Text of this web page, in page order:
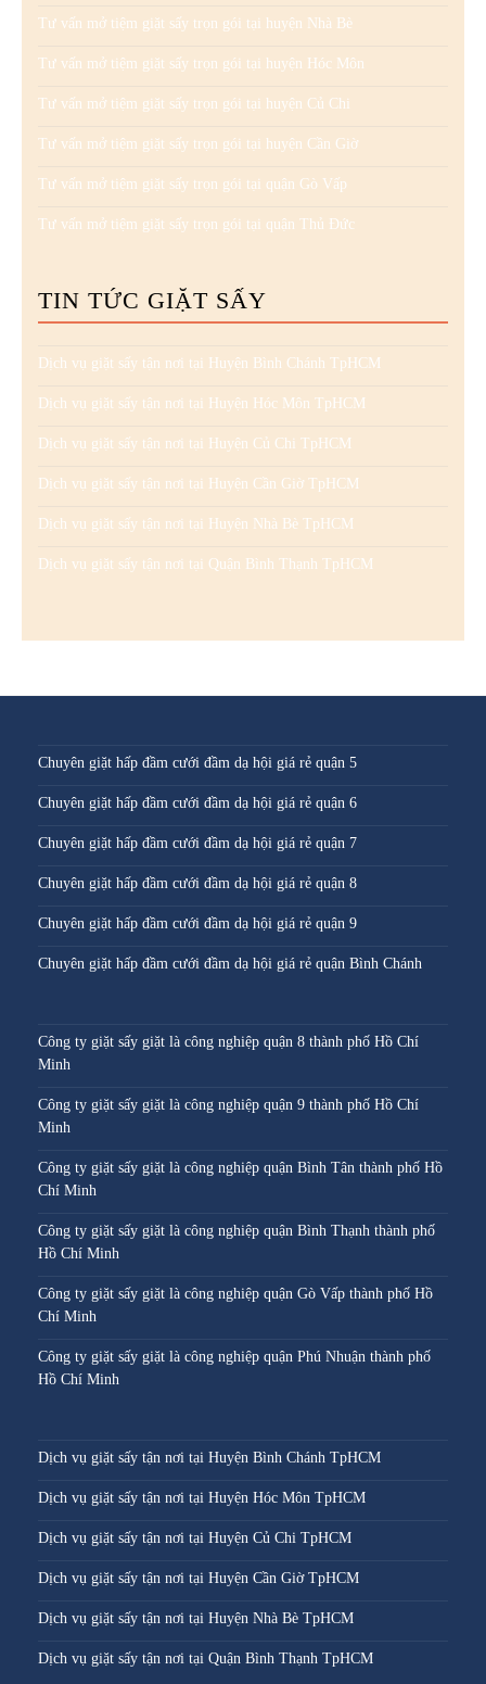
Tư vấn mở tiệm giặt sấy trọn gói tại huyện Nhà Bè
Tư vấn mở tiệm giặt sấy trọn gói tại huyện Hóc Môn
Tư vấn mở tiệm giặt sấy trọn gói tại huyện Củ Chi
Tư vấn mở tiệm giặt sấy trọn gói tại huyện Cần Giờ
Tư vấn mở tiệm giặt sấy trọn gói tại quận Gò Vấp
Tư vấn mở tiệm giặt sấy trọn gói tại quận Thủ Đức
TIN TỨC GIẶT SẤY
Dịch vụ giặt sấy tận nơi tại Huyện Bình Chánh TpHCM
Dịch vụ giặt sấy tận nơi tại Huyện Hóc Môn TpHCM
Dịch vụ giặt sấy tận nơi tại Huyện Củ Chi TpHCM
Dịch vụ giặt sấy tận nơi tại Huyện Cần Giờ TpHCM
Dịch vụ giặt sấy tận nơi tại Huyện Nhà Bè TpHCM
Dịch vụ giặt sấy tận nơi tại Quận Bình Thạnh TpHCM
Chuyên giặt hấp đầm cưới đầm dạ hội giá rẻ quận 5
Chuyên giặt hấp đầm cưới đầm dạ hội giá rẻ quận 6
Chuyên giặt hấp đầm cưới đầm dạ hội giá rẻ quận 7
Chuyên giặt hấp đầm cưới đầm dạ hội giá rẻ quận 8
Chuyên giặt hấp đầm cưới đầm dạ hội giá rẻ quận 9
Chuyên giặt hấp đầm cưới đầm dạ hội giá rẻ quận Bình Chánh
Công ty giặt sấy giặt là công nghiệp quận 8 thành phố Hồ Chí
Minh
Công ty giặt sấy giặt là công nghiệp quận 9 thành phố Hồ Chí
Minh
Công ty giặt sấy giặt là công nghiệp quận Bình Tân thành phố Hồ
Chí Minh
Công ty giặt sấy giặt là công nghiệp quận Bình Thạnh thành phố
Hồ Chí Minh
Công ty giặt sấy giặt là công nghiệp quận Gò Vấp thành phố Hồ
Chí Minh
Công ty giặt sấy giặt là công nghiệp quận Phú Nhuận thành phố
Hồ Chí Minh
Dịch vụ giặt sấy tận nơi tại Huyện Bình Chánh TpHCM
Dịch vụ giặt sấy tận nơi tại Huyện Hóc Môn TpHCM
Dịch vụ giặt sấy tận nơi tại Huyện Củ Chi TpHCM
Dịch vụ giặt sấy tận nơi tại Huyện Cần Giờ TpHCM
Dịch vụ giặt sấy tận nơi tại Huyện Nhà Bè TpHCM
Dịch vụ giặt sấy tận nơi tại Quận Bình Thạnh TpHCM